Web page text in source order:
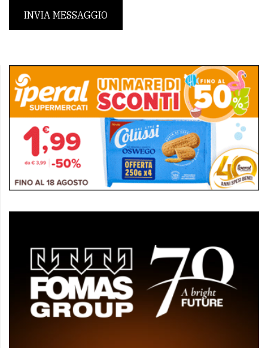
INVIA MESSAGGIO